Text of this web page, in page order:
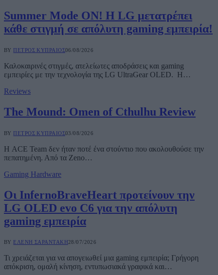
Summer Mode ON! Η LG μετατρέπει
κάθε στιγμή σε απόλυτη gaming εμπειρία!
BY ΠΈΤΡΟΣ ΚΥΠΡΑΊΟΣ06/08/2026
Καλοκαιρινές στιγμές, ατελείωτες αποδράσεις και gaming
εμπειρίες με την τεχνολογία της LG UltraGear OLED. Η…
Reviews
The Mound: Omen of Cthulhu Review
BY ΠΈΤΡΟΣ ΚΥΠΡΑΊΟΣ03/08/2026
Η ACE Team δεν ήταν ποτέ ένα στούντιο που ακολουθούσε την
πεπατημένη. Από τα Zeno…
Gaming Hardware
Οι InfernoBraveHeart προτείνουν την
LG OLED evo C6 για την απόλυτη
gaming εμπειρία
BY ΕΛΈΝΗ ΣΑΡΑΝΤΆΚΗ 28/07/2026
Τι χρειάζεται για να απογειωθεί μια gaming εμπειρία; Γρήγορη
απόκριση, ομαλή κίνηση, εντυπωσιακά γραφικά και…